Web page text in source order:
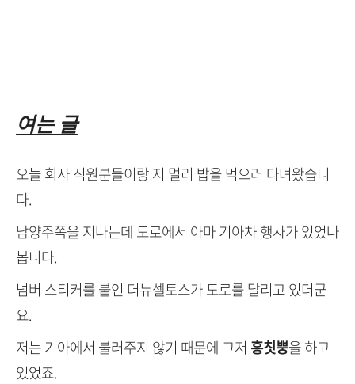
여는 글
오늘 회사 직원분들이랑 저 멀리 밥을 먹으러 다녀왔습니
다.
남양주쪽을 지나는데 도로에서 아마 기아차 행사가 있었나
봅니다.
넘버 스티커를 붙인 더뉴셀토스가 도로를 달리고 있더군
요.
저는 기아에서 불러주지 않기 때문에 그저 흥칫뿡을 하고
있었죠.